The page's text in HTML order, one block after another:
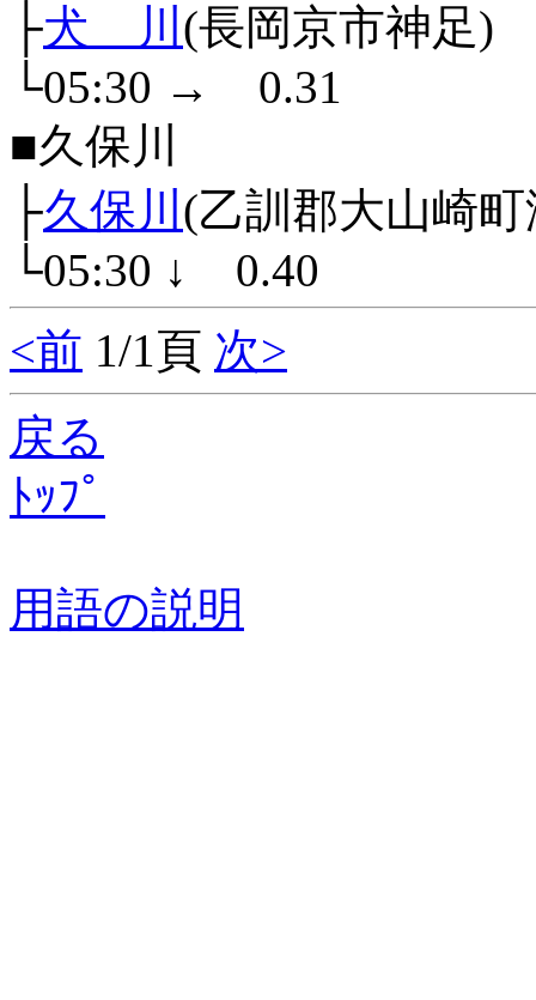
├犬 川 (長岡京市神足)
└05:30 →
0.31
■久保川
├久保川 (乙訓郡大山崎
└05:30 ↓
0.40
<前 1/1頁 次>
戻る
ﾄｯﾌﾟ
用語の説明